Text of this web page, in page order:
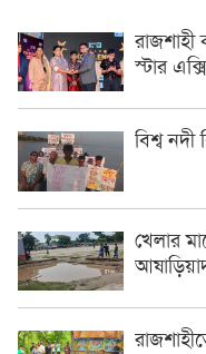
রাজশাহী
স্টার
বিশ্ব
খেলার